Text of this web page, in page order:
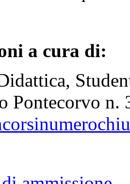
a cura di:
Pontecorvo n.